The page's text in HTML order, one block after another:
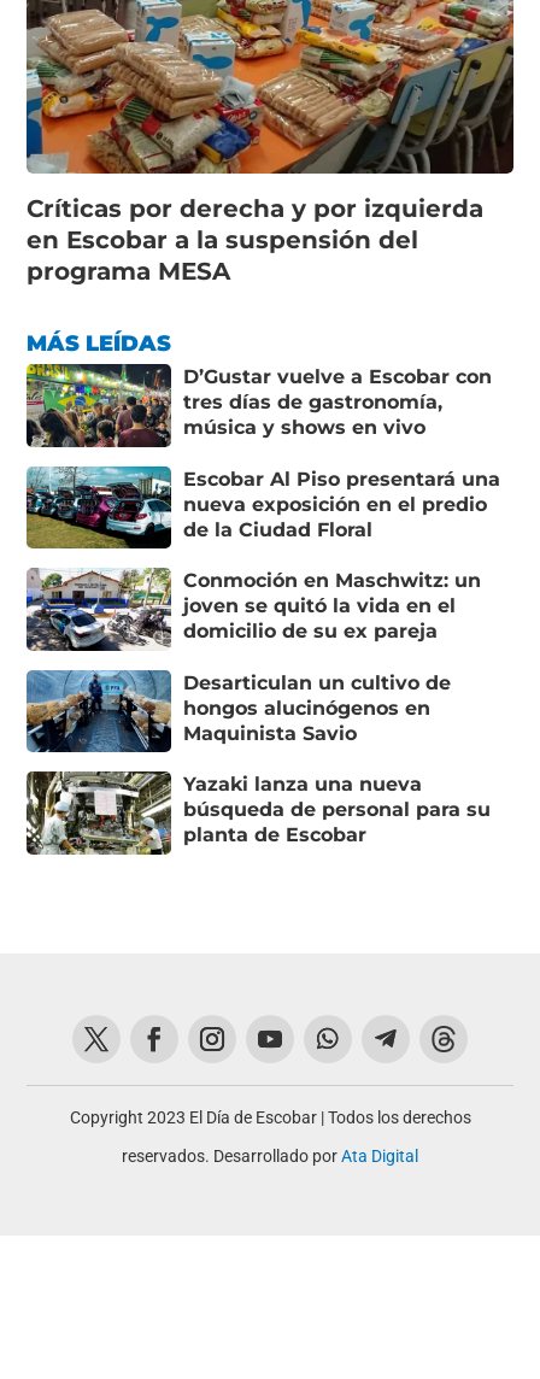
Críticas por derecha y por izquierda
en Escobar a la suspensión del
programa MESA
MÁS LEÍDAS
D’Gustar vuelve a Escobar con
tres días de gastronomía,
música y shows en vivo
Escobar Al Piso presentará una
nueva exposición en el predio
de la Ciudad Floral
Conmoción en Maschwitz: un
joven se quitó la vida en el
domicilio de su ex pareja
Desarticulan un cultivo de
hongos alucinógenos en
Maquinista Savio
Yazaki lanza una nueva
búsqueda de personal para su
planta de Escobar
Copyright 2023 El Día de Escobar | Todos los derechos
reservados. Desarrollado porAta Digital